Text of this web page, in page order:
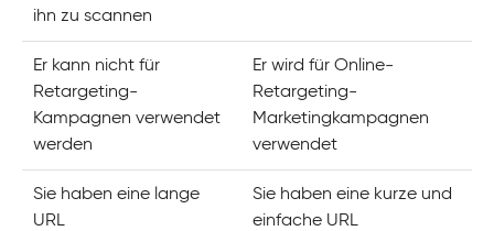
ihn zu scannen
Er kann nicht für
Retargeting-
Kampagnen verwendet
werden
Er wird für Online-
Retargeting-
Marketingkampagnen
verwendet
Sie haben eine lange
URL
Sie haben eine kurze und
einfache URL